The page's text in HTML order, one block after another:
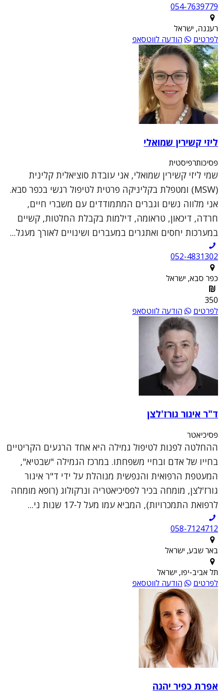
054-7639779
רעננה, ישראל
לפרטים
הודעה לווטסאפ
ליזי קשירין שמואלי
פסיכותרפיסטית
שמי ליזי קשירין שמואלי, אני עובדת סוציאלית קלינית
(MSW) ומטפלת בקליניקה פרטית לטיפול רגשי בכפר סבא.
אני מלווה נשים וגברים המתמודדים עם משברי חיים,
חרדה, דיכאון, טראומה, דילמות בקבלת החלטות, קשיים
במערכות יחסים ואתגרים במעברים ושינויים לאורך מעגל...
052-4831302
כפר סבא, ישראל
350
לפרטים
הודעה לווטסאפ
ד"ר איגור גורז'לצן
פסיכיאטר
ההחלטה לפנות לטיפול גמילה היא אחד הרגעים הקריטיים
בחייו של אדם ובחיי משפחתו. במרכז הגמילה "שבטיא",
המעטפת הרפואית והנפשית מנוהלת על ידי ד"ר איגור
גורז'לצן, מומחה בכיר לפסיכיאטריה ונרקולוג (רופא מומחה
לרפואת התמכרויות), המביא עמו מעל ל-17 שנות ני...
058-7124712
באר שבע, ישראל
תל אביב-יפו, ישראל
לפרטים
הודעה לווטסאפ
אפרת כפיר יהנה